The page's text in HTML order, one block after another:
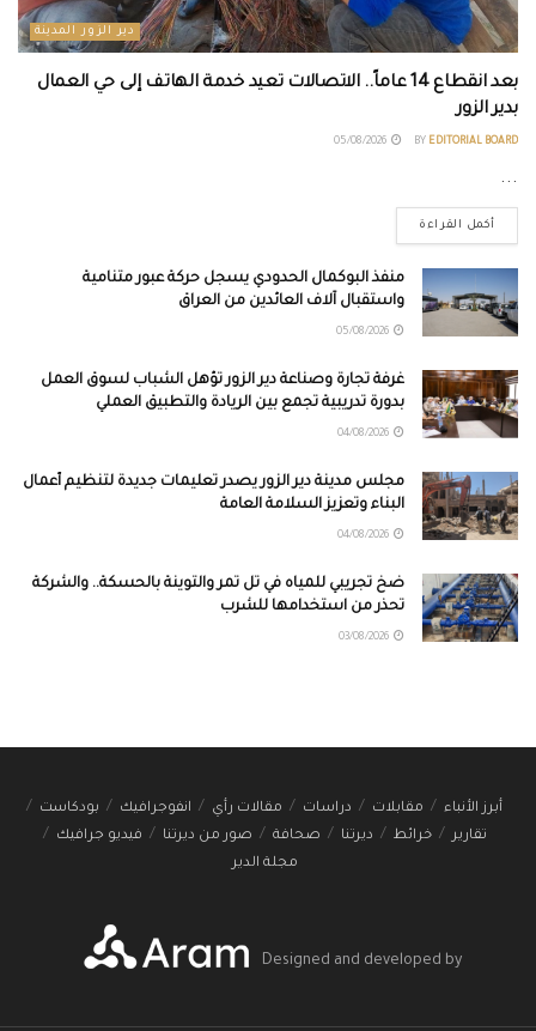
دير الزور المدينة
بعد انقطاع 14 عاماً.. الاتصالات تعيد خدمة الهاتف إلى حي العمال
بدير الزور
BY EDITORIAL BOARD
...
أكمل القراءة
منفذ البوكمال الحدودي يسجل حركة عبور متنامية
واستقبال آلاف العائدين من العراق
غرفة تجارة وصناعة دير الزور تؤهل الشباب لسوق العمل
بدورة تدريبية تجمع بين الريادة والتطبيق العملي
مجلس مدينة دير الزور يصدر تعليمات جديدة لتنظيم أعمال
البناء وتعزيز السلامة العامة
ضخ تجريبي للمياه في تل تمر والتوينة بالحسكة.. والشركة
تحذر من استخدامها للشرب
أبرز الأنباء مقابلات دراسات مقالات رأي انفوجرافيك
بودكاست
تقارير
خرائط ديرتنا صحافة صور من ديرتنا
فيديو جرافيك
مجلة الدير
Designed and developed by